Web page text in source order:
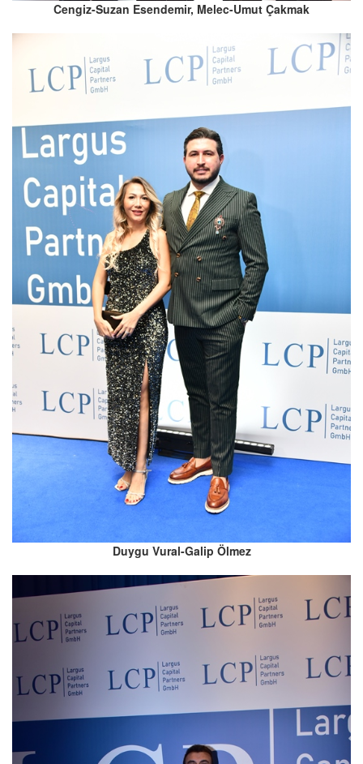
Cengiz-Suzan Esendemir, Melec-Umut Çakmak
Duygu Vural-Galip Ölmez